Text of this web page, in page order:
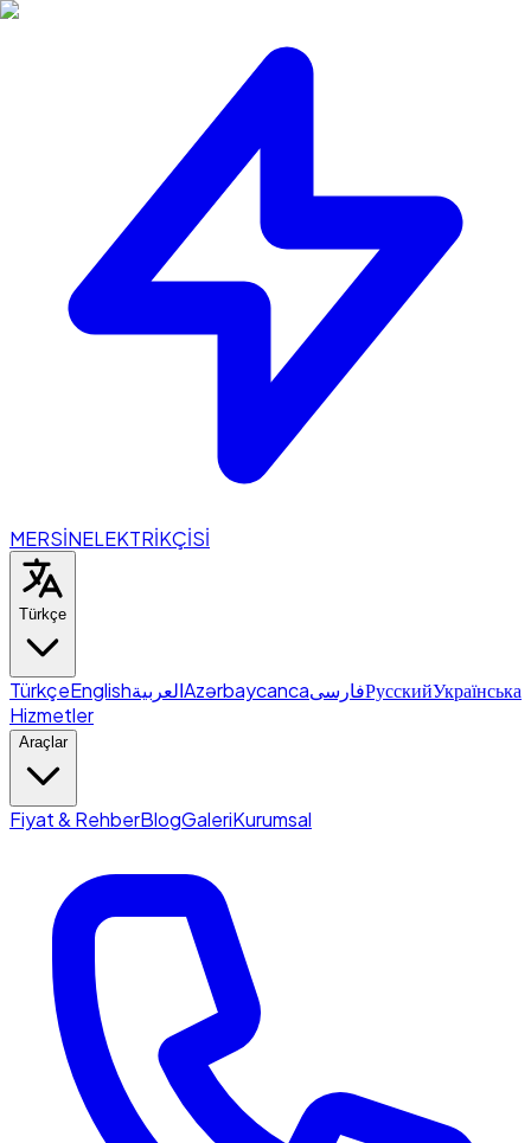
MERSİNELEKTRİKÇİSİ
Türkçe
TürkçeEnglishالعربيةAzərbaycancaفارسیРусскийУкраїнська
Hizmetler
Araçlar
Fiyat & RehberBlogGaleriKurumsal